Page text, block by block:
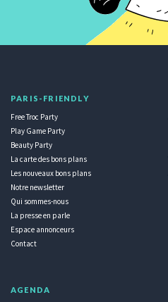
PARIS-FRIENDLY
Free Troc Party
Play Game Party
Beauty Party
La carte des bons plans
Les nouveaux bons plans
Notre newsletter
Qui sommes-nous
La presse en parle
Espace annonceurs
Contact
AGENDA